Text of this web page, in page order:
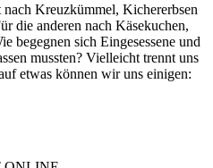
Kreuzkümmel, Kichererbsen
die anderen nach Käsekuchen,
begegnen sich Eingesessene und
mussten? Vielleicht trennt uns
etwas können wir uns einigen: